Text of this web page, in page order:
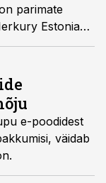
parimate
Estonia
e-poodidest
väidab